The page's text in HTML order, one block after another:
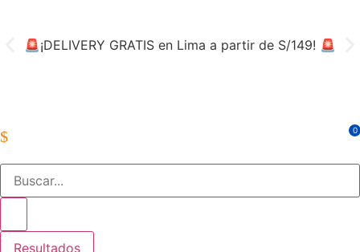
🚨¡DELIVERY GRATIS en Lima a partir de S/149! 🚨
0
Resultados